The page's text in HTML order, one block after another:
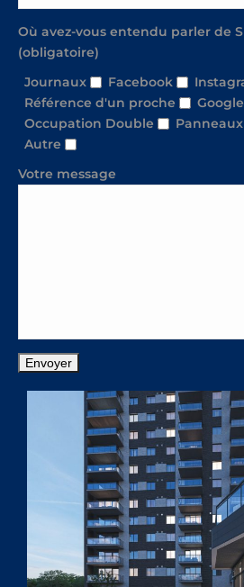
Où avez-vous entendu parler de
(obligatoire)
Journaux
Facebook
Référence d'un proche
Google
Occupation Double
Autre
Votre message